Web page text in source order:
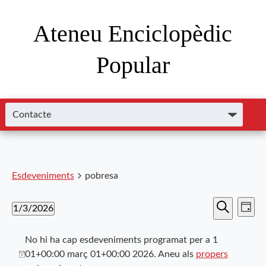
Ateneu Enciclopèdic
Popular
Esdeveniments pobresa
i
Cerca de
Dia
1/3/2026
una
data.
No hi ha cap esdeveniments programat per a 1
01+00:00 març 01+00:00 2026. Aneu als propers